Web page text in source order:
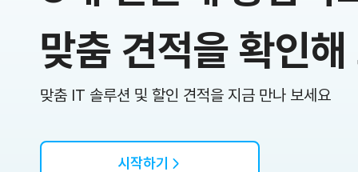
맞춤 견적을 확인
맞춤 IT 솔루션 및 할인 견적을 지금 만나 보세요
시작하기